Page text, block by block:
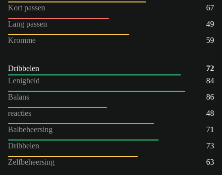
Kort passen
67
Lang passen
49
Kromme
59
Dribbelen
72
Lenigheid
84
Balans
86
reacties
48
Balbeheersing
71
Dribbelen
73
Zelfbeheersing
63